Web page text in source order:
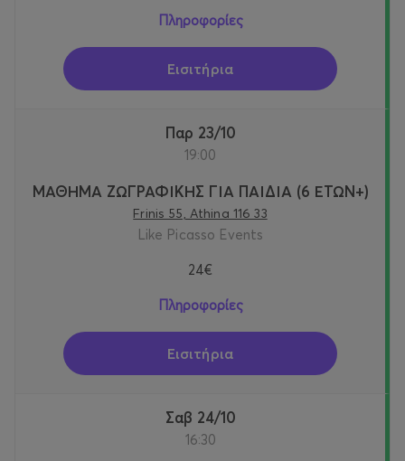
Πληροφορίες
Εισιτήρια
Παρ 23/10
19:00
ΜΑΘΗΜΑ ΖΩΓΡΑΦΙΚΗΣ ΓΙΑ ΠΑΙΔΙΑ (6 ΕΤΩΝ+)
Frinis 55, Athina 116 33
Like Picasso Events
24€
Πληροφορίες
Εισιτήρια
Σαβ 24/10
16:30